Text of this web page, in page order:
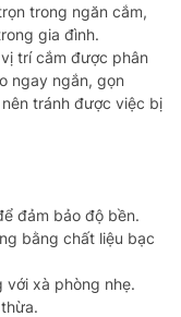
trong ngăn cắm,
gia đình.
trí cắm được phân
ngay ngắn, gọn
tránh được việc bị
đảm bảo độ bền.
bằng chất liệu bạc
với xà phòng nhẹ.